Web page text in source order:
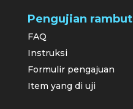
Pengujian rambut
FAQ
Instruksi
Formulir pengajuan
Item yang di uji